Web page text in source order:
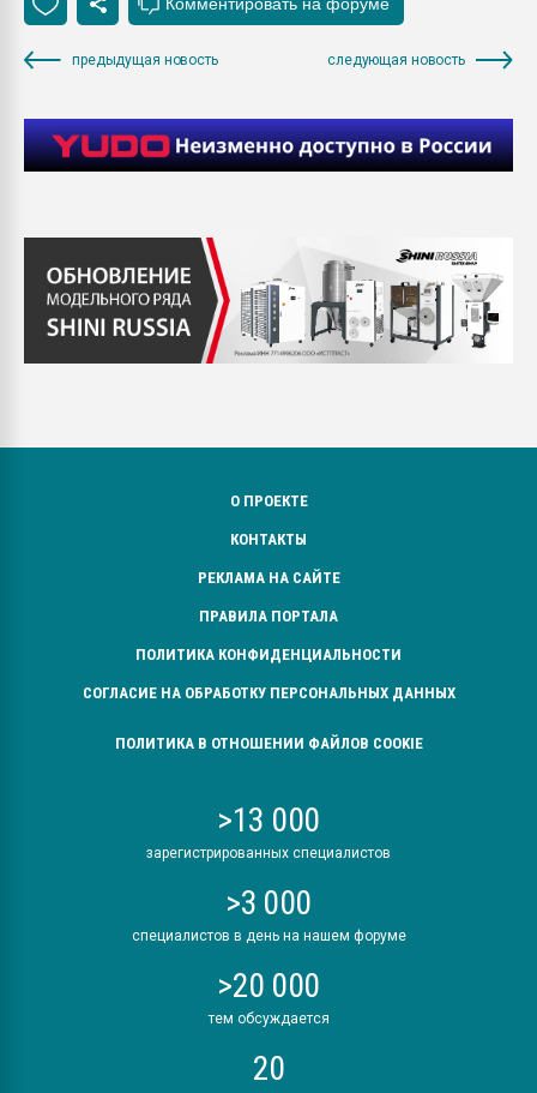
предыдущая новость следующая новость
О ПРОЕКТЕ
КОНТАКТЫ
РЕКЛАМА НА САЙТЕ
ПРАВИЛА ПОРТАЛА
ПОЛИТИКА КОНФИДЕНЦИАЛЬНОСТИ
СОГЛАСИЕ НА ОБРАБОТКУ ПЕРСОНАЛЬНЫХ ДАННЫХ
ПОЛИТИКА В ОТНОШЕНИИ ФАЙЛОВ COOKIE
>13 000
зарегистрированных специалистов
>3 000
специалистов в день на нашем форуме
>20 000
тем обсуждается
20